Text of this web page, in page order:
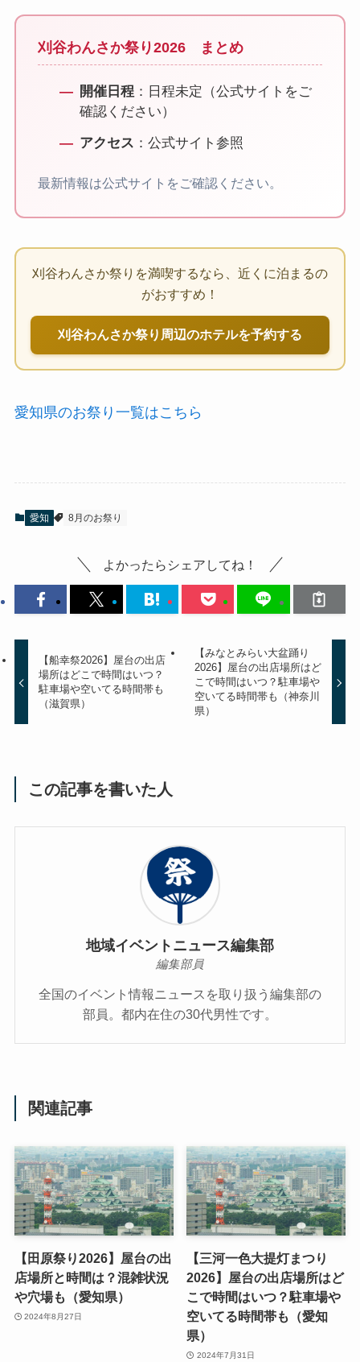
刈谷わんさか祭り2026 まとめ
開催日程：日程未定（公式サイトをご
確認ください）
アクセス ：公式サイト参照
最新情報は公式サイトをご確認ください。
刈谷わんさか祭りを満喫するなら、近くに泊まるの
がおすすめ！
刈谷わんさか祭り周辺のホテルを予約する
愛知県のお祭り一覧はこちら
愛知 8月のお祭り
よかったらシェアしてね！
【船幸祭2026】屋台の出店
場所はどこで時間はいつ？
駐車場や空いてる時間帯も
（滋賀県）
【みなとみらい大盆踊り
2026】屋台の出店場所はど
こで時間はいつ？駐車場や
空いてる時間帯も（神奈川
県）
この記事を書いた人
地域イベントニュース編集部
編集部員
全国のイベント情報ニュースを取り扱う編集部の
部員。都内在住の30代男性です。
関連記事
【田原祭り2026】屋台の出
店場所と時間は？混雑状況
や穴場も（愛知県）
2024年8月27日
【三河一色大提灯まつり
2026】屋台の出店場所はど
こで時間はいつ？駐車場や
空いてる時間帯も（愛知
県）
2024年7月31日